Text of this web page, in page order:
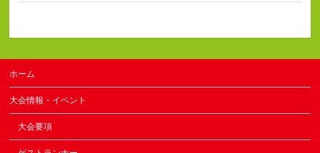
ホーム
大会情報・イベント
大会要項